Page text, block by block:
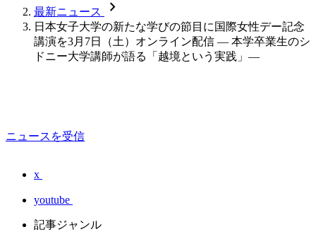
最新ニュース chevron_forward
日本女子大学の新たな学びの節目に国際女性デー記念
講演を3月7日（土）オンライン配信 ― 本学卒業生のシ
ドニー大学講師が語る「越境という実践」―
ニュースを受信
x
youtube
記事ジャンル